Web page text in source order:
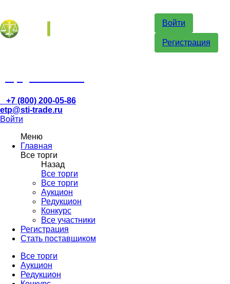
Войти
Регистрация
+7 (800) 200-05-86
etp@sti-trade.ru
Войти
Меню
Главная
Все торги
Назад
Все торги
Все торги
Аукцион
Редукцион
Конкурс
Все участники
Регистрация
Стать поставщиком
Все торги
Аукцион
Редукцион